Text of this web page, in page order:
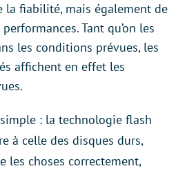
fiabilité, mais également de
Tant qu’on les
les conditions prévues, les
affichent en effet les
: la technologie flash
à celle des disques durs,
les choses correctement,